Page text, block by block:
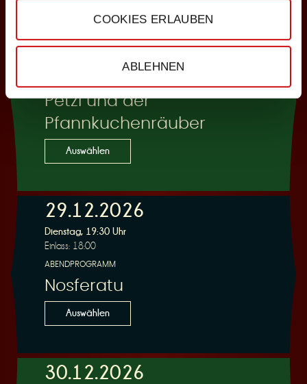
COOKIES ERLAUBEN
ABLEHNEN
29.12.2026
Dienstag, 15:00 Uhr
Petzi und der
Pfannkuchenräuber
Auswählen
29.12.2026
Dienstag, 19:30 Uhr
Einlass: 18:00
ABENDPROGRAMM
Nosferatu
Auswählen
30.12.2026